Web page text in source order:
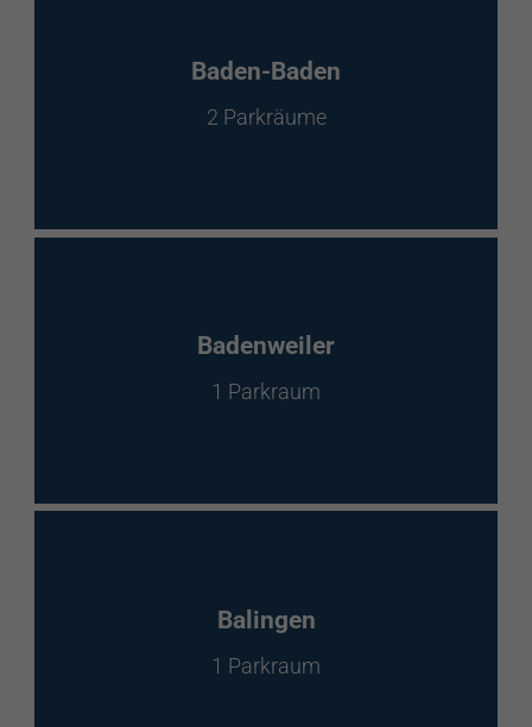
Baden-Baden
2 Parkräume
Badenweiler
1 Parkraum
Balingen
1 Parkraum